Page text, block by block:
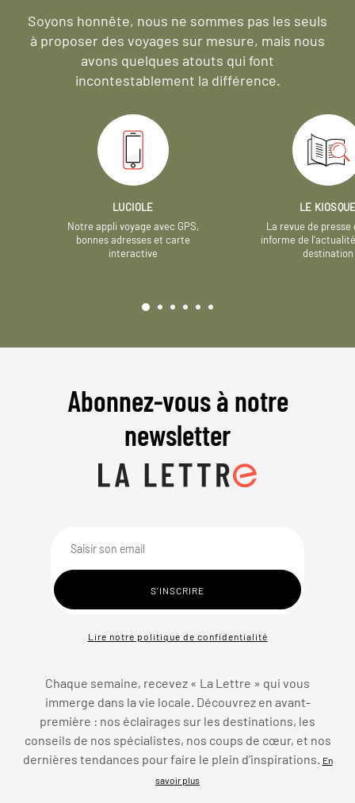
Soyons honnête, nous ne sommes pas les seuls
à proposer des voyages sur mesure, mais nous
avons quelques atouts qui font
incontestablement la différence.
LUCIOLE
Notre appli voyage avec GPS,
bonnes adresses et carte
interactive
LE
La revue de presse
informe de
destination
Abonnez-vous à notre
newsletter
Lire notre politique de confidentialité
Chaque semaine, recevez « La Lettre » qui vous
immerge dans la vie locale. Découvrez en avant-
première : nos éclairages sur les destinations, les
conseils de nos spécialistes, nos coups de cœur, et nos
dernières tendances pour faire le plein d’inspirations.
En
savoir plus